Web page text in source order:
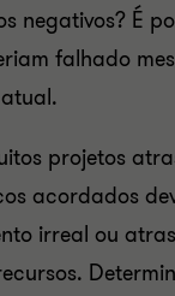
negativos? É
falhado
projetos
acordados
irreal ou